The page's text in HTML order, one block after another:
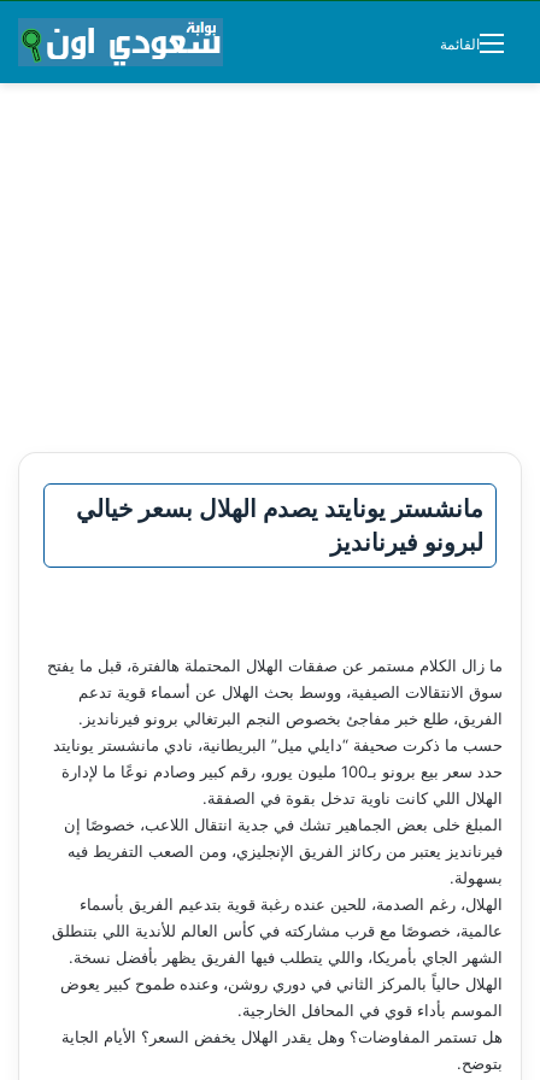
القائمة
مانشستر يونايتد يصدم الهلال بسعر خيالي
لبرونو فيرنانديز
ما زال الكلام مستمر عن صفقات الهلال المحتملة هالفترة، قبل ما يفتح
سوق الانتقالات الصيفية، ووسط بحث الهلال عن أسماء قوية تدعم
الفريق، طلع خبر مفاجئ بخصوص النجم البرتغالي برونو فيرنانديز.
حسب ما ذكرت صحيفة “دايلي ميل” البريطانية، نادي مانشستر يونايتد
حدد سعر بيع برونو بـ100 مليون يورو، رقم كبير وصادم نوعًا ما لإدارة
الهلال اللي كانت ناوية تدخل بقوة في الصفقة.
المبلغ خلى بعض الجماهير تشك في جدية انتقال اللاعب، خصوصًا إن
فيرنانديز يعتبر من ركائز الفريق الإنجليزي، ومن الصعب التفريط فيه
بسهولة.
الهلال، رغم الصدمة، للحين عنده رغبة قوية بتدعيم الفريق بأسماء
عالمية، خصوصًا مع قرب مشاركته في كأس العالم للأندية اللي بتنطلق
الشهر الجاي بأمريكا، واللي يتطلب فيها الفريق يظهر بأفضل نسخة.
الهلال حالياً بالمركز الثاني في دوري روشن، وعنده طموح كبير يعوض
الموسم بأداء قوي في المحافل الخارجية.
هل تستمر المفاوضات؟ وهل يقدر الهلال يخفض السعر؟ الأيام الجاية
بتوضح.